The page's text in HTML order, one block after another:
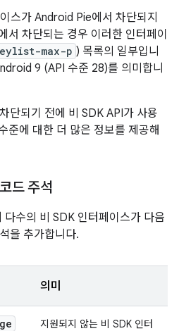
스가 Android Pie에서 차단되지
차단되는 경우 이러한 인터페이
max-p ) 목록의 일부입니
9 (API 수준 28)를 의미합니
단되기 전에 비 SDK API가 사용
준에 대한 더 많은 정보를 제공해
드 주석
수의 비 SDK 인터페이스가 다음
을 추가합니다.
의미
지원되지 않는 비 SDK 인터